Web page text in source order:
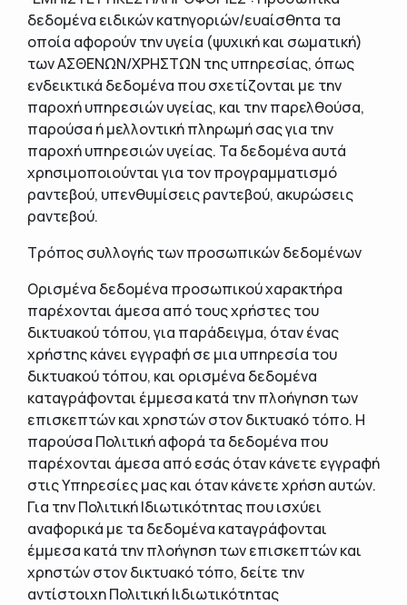
δεδομένα ειδικών κατηγοριών/ευαίσθητα τα
οποία αφορούν την υγεία (ψυχική και σωματική)
των ΑΣΘΕΝΩΝ/ΧΡΗΣΤΩΝ της υπηρεσίας, όπως
ενδεικτικά δεδομένα που σχετίζονται με την
παροχή υπηρεσιών υγείας, και την παρελθούσα,
παρούσα ή μελλοντική πληρωμή σας για την
παροχή υπηρεσιών υγείας. Τα δεδομένα αυτά
χρησιμοποιούνται για τον προγραμματισμό
ραντεβού, υπενθυμίσεις ραντεβού, ακυρώσεις
ραντεβού.
Τρόπος συλλογής των προσωπικών δεδομένων
Ορισμένα δεδομένα προσωπικού χαρακτήρα
παρέχονται άμεσα από τους χρήστες του
δικτυακού τόπου, για παράδειγμα, όταν ένας
χρήστης κάνει εγγραφή σε μια υπηρεσία του
δικτυακού τόπου, και ορισμένα δεδομένα
καταγράφονται έμμεσα κατά την πλοήγηση των
επισκεπτών και χρηστών στον δικτυακό τόπο. Η
παρούσα Πολιτική αφορά τα δεδομένα που
παρέχονται άμεσα από εσάς όταν κάνετε εγγραφή
στις Υπηρεσίες μας και όταν κάνετε χρήση αυτών.
Για την Πολιτική Ιδιωτικότητας που ισχύει
αναφορικά με τα δεδομένα καταγράφονται
έμμεσα κατά την πλοήγηση των επισκεπτών και
χρηστών στον δικτυακό τόπο, δείτε την
αντίστοιχη Πολιτική Ιιδιωτικότητας